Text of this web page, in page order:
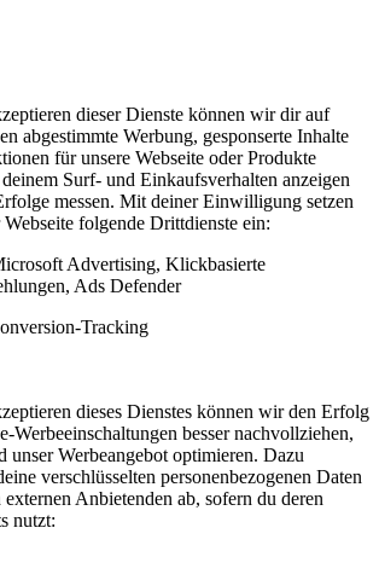
dieser Dienste können wir dir auf
abgestimmte Werbung, gesponserte Inhalte
für unsere Webseite oder Produkte
Surf- und Einkaufsverhalten anzeigen
messen. Mit deiner Einwilligung setzen
folgende Drittdienste ein:
Advertising, Klickbasierte
Ads Defender
Tracking
dieses Dienstes können wir den Erfolg
Werbeeinschaltungen besser nachvollziehen,
unser Werbeangebot optimieren. Dazu
verschlüsselten personenbezogenen Daten
Anbietenden ab, sofern du deren
nutzt: